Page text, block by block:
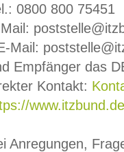
0800 800 75451
Mail:
Empfänger das
Kontakt:
Anregungen,